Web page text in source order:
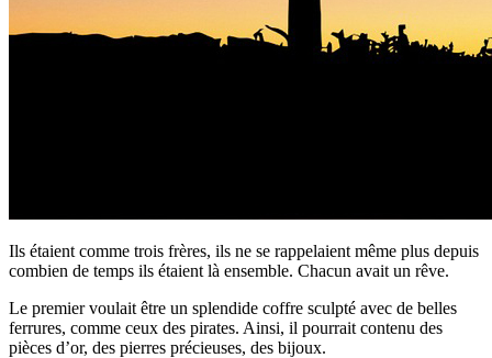
Ils étaient comme trois frères, ils ne se rappelaient même plus depuis
combien de temps ils étaient là ensemble. Chacun avait un rêve.
Le premier voulait être un splendide coffre sculpté avec de belles
ferrures, comme ceux des pirates. Ainsi, il pourrait contenu des
pièces d’or, des pierres précieuses, des bijoux.